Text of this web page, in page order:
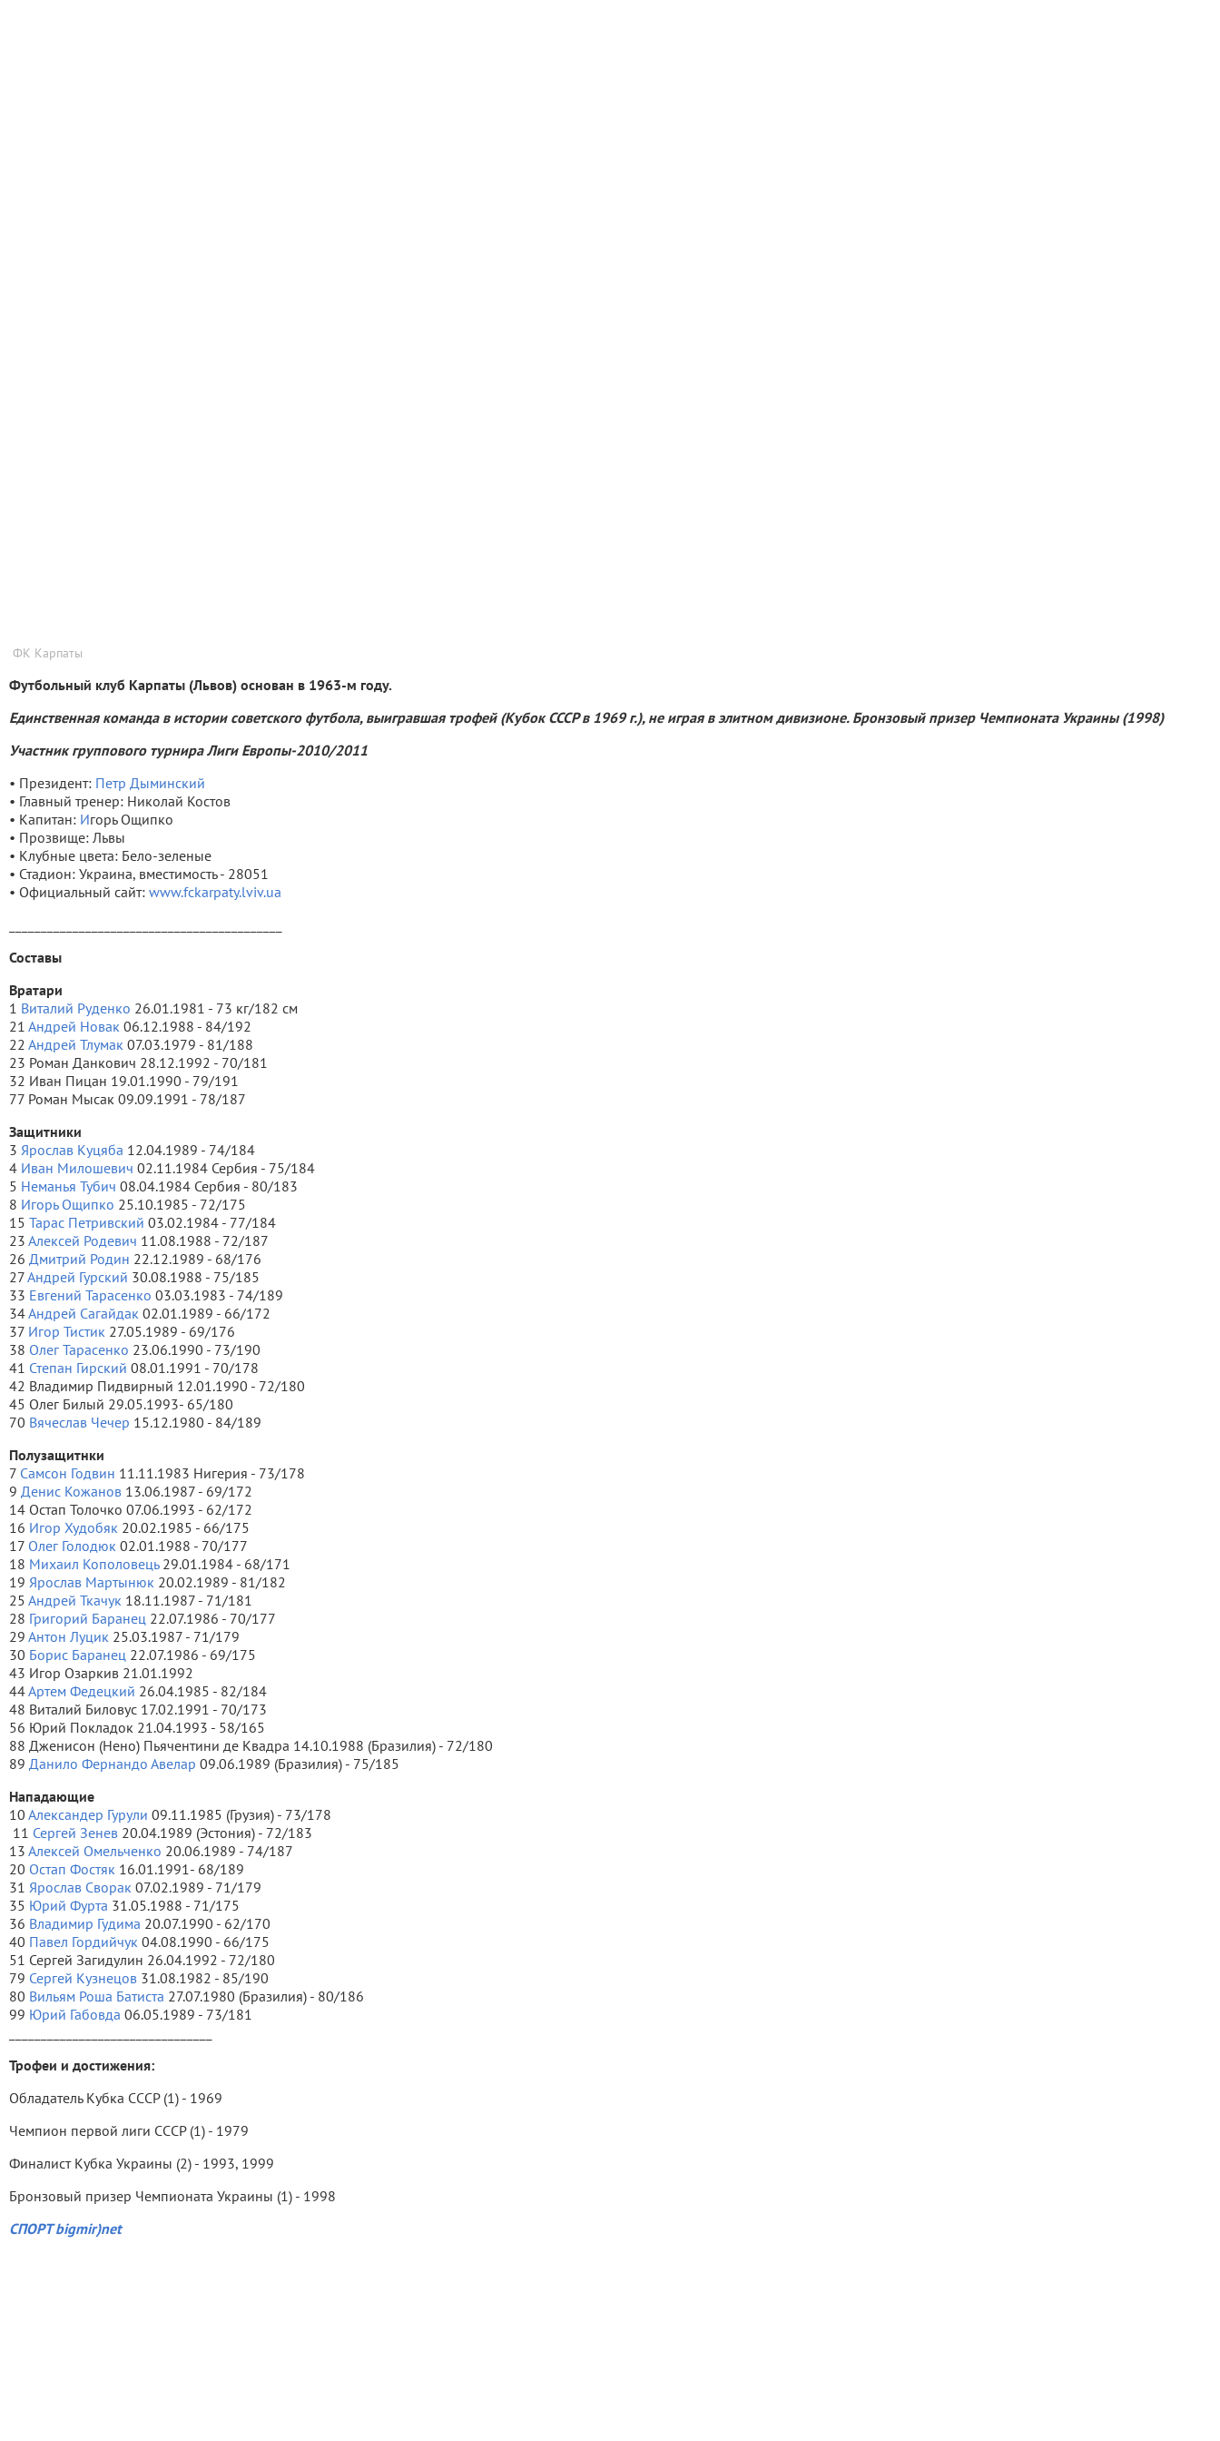
ФК Карпаты
Футбольный клуб Карпаты (Львов) основан в 1963-м году.
Единственная команда в истории советского футбола, выигравшая трофей (Кубок СССР в 1969 г.), не играя в элитном дивизионе. Бронзовый призер Чемпионата Украины (1998)
Участник группового турнира Лиги Европы-2010/2011
• Президент: Петр Дыминский
• Главный тренер: Николай Костов
• Капитан: Игорь Ощипко
• Прозвище: Львы
• Клубные цвета: Бело-зеленые
• Стадион: Украина, вместимость - 28051
• Официальный сайт: www.fckarpaty.lviv.ua
Составы
Вратари
1 Виталий Руденко 26.01.1981 - 73 кг/182 см
21 Андрей Новак 06.12.1988 - 84/192
22 Андрей Тлумак 07.03.1979 - 81/188
23 Роман Данкович 28.12.1992 - 70/181
32 Иван Пицан 19.01.1990 - 79/191
77 Роман Мысак 09.09.1991 - 78/187
Защитники
3 Ярослав Куцяба 12.04.1989 - 74/184
4 Иван Милошевич 02.11.1984 Сербия - 75/184
5 Неманья Тубич 08.04.1984 Сербия - 80/183
8 Игорь Ощипко 25.10.1985 - 72/175
15 Тарас Петривский 03.02.1984 - 77/184
23 Алексей Родевич 11.08.1988 - 72/187
26 Дмитрий Родин 22.12.1989 - 68/176
27Андрей Гурский 30.08.1988 - 75/185
33 Евгений Тарасенко 03.03.1983 - 74/189
34Андрей Сагайдак 02.01.1989 - 66/172
37 Игор Тистик 27.05.1989 - 69/176
38 Олег Тарасенко 23.06.1990 - 73/190
41 Степан Гирский 08.01.1991 - 70/178
42 Владимир Пидвирный 12.01.1990 - 72/180
45 Олег Билый 29.05.1993- 65/180
70 Вячеслав Чечер 15.12.1980 - 84/189
Полузащитнки
7 Самсон Годвин 11.11.1983 Нигерия - 73/178
9 Денис Кожанов 13.06.1987 - 69/172
14 Остап Толочко 07.06.1993 - 62/172
16 Игор Худобяк 20.02.1985 - 66/175
17 Олег Голодюк 02.01.1988 - 70/177
18 Михаил Кополовець29.01.1984 - 68/171
19 Ярослав Мартынюк 20.02.1989 - 81/182
25 Андрей Ткачук 18.11.1987 - 71/181
28 Григорий Баранец 22.07.1986 - 70/177
29 Антон Луцик 25.03.1987 - 71/179
30 Борис Баранец 22.07.1986 - 69/175
43 Игор Озаркив 21.01.1992
44Артем Федецкий 26.04.1985 - 82/184
48 Виталий Биловус 17.02.1991 - 70/173
56 Юрий Покладок 21.04.1993 - 58/165
88 Дженисон (Нено) Пьячентини де Квадра 14.10.1988 (Бразилия) - 72/180
89 Данило Фернандо Авелар 09.06.1989 (Бразилия) - 75/185
Нападающие
10 Александер Гурули 09.11.1985 (Грузия) - 73/178
11 Сергей Зенев 20.04.1989 (Эстония) - 72/183
13 Алексей Омельченко 20.06.1989 - 74/187
20 Остап Фостяк 16.01.1991- 68/189
31 Ярослав Сворак 07.02.1989 - 71/179
35 Юрий Фурта 31.05.1988 - 71/175
36 Владимир Гудима 20.07.1990 - 62/170
40 Павел Гордийчук 04.08.1990 - 66/175
51 Сергей Загидулин 26.04.1992 - 72/180
79 Сергей Кузнецов 31.08.1982 - 85/190
80 Вильям Роша Батиста 27.07.1980 (Бразилия) - 80/186
99 Юрий Габовда 06.05.1989 - 73/181
Трофеи и достижения:
Обладатель Кубка СССР (1) - 1969
Чемпион первой лиги СССР (1) - 1979
Финалист Кубка Украины (2) - 1993, 1999
Бронзовый призер Чемпионата Украины (1) - 1998
СПОРТ bigmir)net